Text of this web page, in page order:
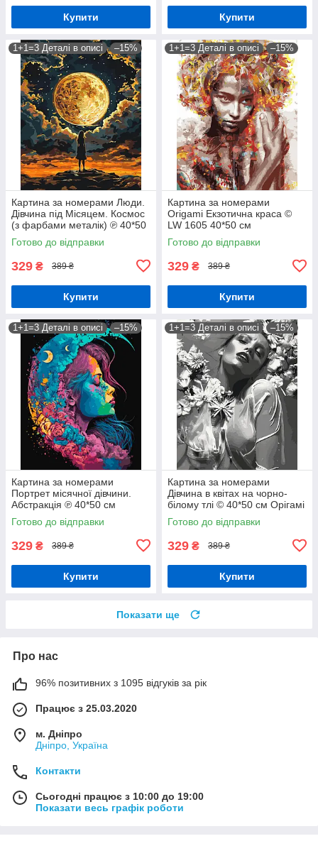
Купити Купити
1+1=3 Деталі в описі –15%
Картина за номерами Люди.
Дівчина під Місяцем. Космос
(з фарбами металік) ℗ 40*50
см Орігамі LW 3401
Готово до відправки
329 ₴ 389 ₴
Купити
1+1=3 Деталі в описі –15%
Картина за номерами
Origami Екзотична краса ©
LW 1605 40*50 см
Готово до відправки
329 ₴ 389 ₴
Купити
1+1=3 Деталі в описі –15%
Картина за номерами
Портрет місячної дівчини.
Абстракція ℗ 40*50 см
Орігамі LW 31640
Готово до відправки
329 ₴ 389 ₴
Купити
1+1=3 Деталі в описі –15%
Картина за номерами
Дівчина в квітах на чорно-
білому тлі © 40*50 см Орігамі
LW 30580
Готово до відправки
329 ₴ 389 ₴
Купити
Показати ще
Про нас
96% позитивних з 1095 відгуків за рік
Працює з 25.03.2020
м. Дніпро
Дніпро, Україна
Контакти
Сьогодні працює з 10:00 до 19:00
Показати весь графік роботи